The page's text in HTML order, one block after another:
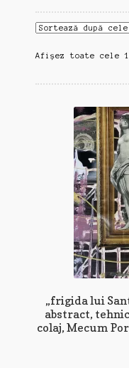
Afișez toate cele
„frigida lui
abstract,
colaj, Mecum